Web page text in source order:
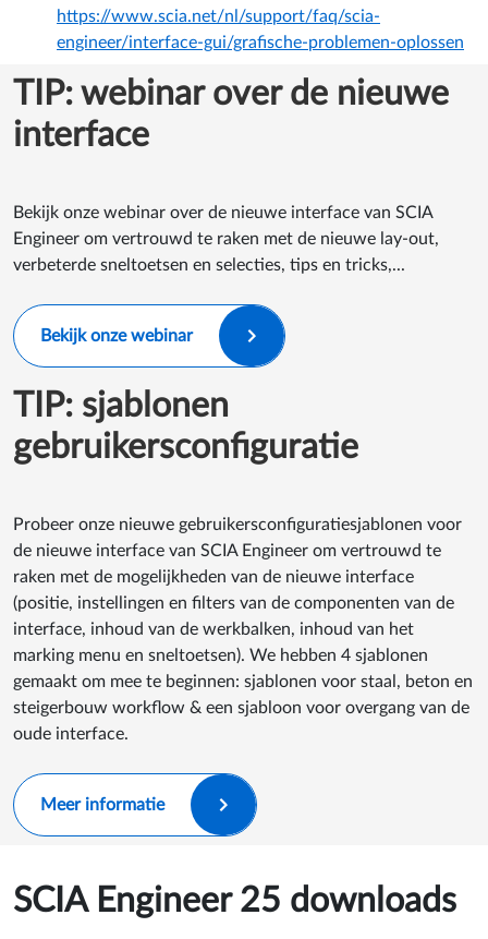
https://www.scia.net/nl/support/faq/scia-
engineer/interface-gui/grafische-problemen-oplossen
TIP: webinar over de nieuwe
interface
Bekijk onze ​​webinar over de nieuwe interface van SCIA
Engineer om vertrouwd te raken met de nieuwe lay-out,
verbeterde sneltoetsen en selecties, tips en tricks,...
Bekijk onze webinar
TIP: sjablonen
gebruikersconfiguratie
Probeer onze nieuwe gebruikersconfiguratiesjablonen voor
de nieuwe interface van SCIA Engineer om vertrouwd te
raken met de mogelijkheden van de nieuwe interface
(positie, instellingen en filters van de componenten van de
interface, inhoud van de werkbalken, inhoud van het
marking menu en sneltoetsen). We hebben 4 sjablonen
gemaakt om mee te beginnen: sjablonen voor staal, beton en
steigerbouw workflow & een sjabloon voor overgang van de
oude interface.
Meer informatie
SCIA Engineer 25 downloads